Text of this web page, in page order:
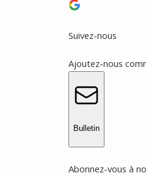
Suivez-nous
Ajoutez-nous
Bulletin
Abonnez-vous à